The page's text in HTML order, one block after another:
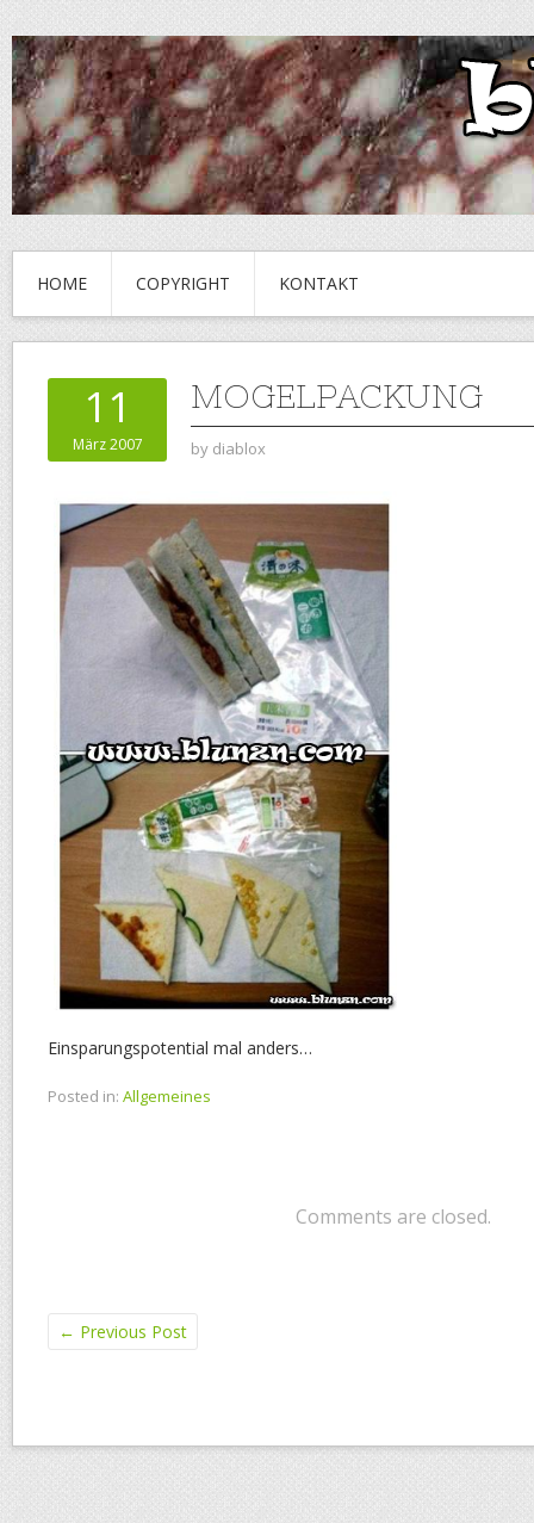
HOME COPYRIGHT KONTAKT
11
März 2007
MOGELPACKUNG
by diablox
Einsparungspotential mal anders…
Posted in: Allgemeines
Comments are closed.
← Previous Post